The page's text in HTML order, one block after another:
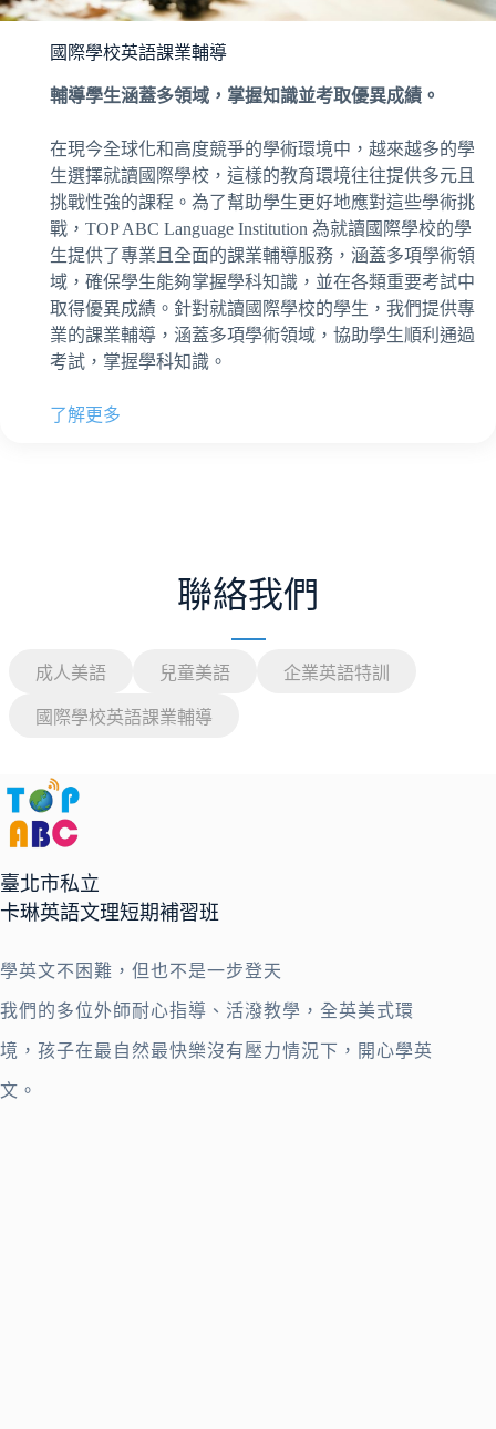
國際學校英語課業輔導
輔導學生涵蓋多領域，掌握知識並考取優異成績。
在現今全球化和高度競爭的學術環境中，越來越多的學
生選擇就讀國際學校，這樣的教育環境往往提供多元且
挑戰性強的課程。為了幫助學生更好地應對這些學術挑
戰，TOP ABC Language Institution 為就讀國際學校的學
生提供了專業且全面的課業輔導服務，涵蓋多項學術領
域，確保學生能夠掌握學科知識，並在各類重要考試中
取得優異成績。針對就讀國際學校的學生，我們提供專
業的課業輔導，涵蓋多項學術領域，協助學生順利通過
考試，掌握學科知識。
了解更多
聯絡我們
成人美語 兒童美語 企業英語特訓
國際學校英語課業輔導
臺北市私立
卡琳英語文理短期補習班
學英文不困難，但也不是一步登天
我們的多位外師耐心指導、活潑教學，全英美式環
境，孩子在最自然最快樂沒有壓力情況下，開心學英
文。